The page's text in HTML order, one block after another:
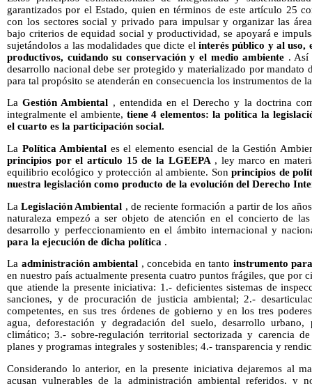
garantizados por el Estado, quien en términos de este artículo 25
con los sectores social y privado para impulsar y organizar las
bajo criterios de equidad social y productividad, se apoyará e
sujetándolos a las modalidades que dicte elinterés público y al uso,
productivos, cuidando su conservación y el medio ambiente . Así
desarrollo nacional debe ser protegido y materializado por mandato
para tal propósito se atenderán en consecuencia los instrumentos de
LaGestión Ambiental , entendida en el Derecho y la doctrina
integralmente el ambiente, tiene 4 elementos: la política la
el cuarto es la participación social.
La Política Ambiental es el elemento esencial de la Gestión
principios por el artículo 15 de la LGEEPA , ley marco en
equilibrio ecológico y protección al ambiente. Sonprincipios de
nuestra legislación como producto de la evolución del Derecho
LaLegislación Ambiental , de reciente formación a partir de los
naturaleza empezó a ser objeto de atención en el concierto de
desarrollo y perfeccionamiento en el ámbito internacional y
para la ejecución de dicha política .
La administración ambiental , concebida en tanto instrumento
en nuestro país actualmente presenta cuatro puntos frágiles, que por
que atiende la presente iniciativa: 1.- deficientes sistemas de
sanciones, y de procuración de justicia ambiental; 2.-
competentes, en sus tres órdenes de gobierno y en los tres
agua, deforestación y degradación del suelo, desarrollo
climático; 3.- sobre-regulación territorial sectorizada y carencia
planes y programas integrales y sostenibles; 4.- transparencia y
Considerando lo anterior, en la presente iniciativa dejaremos al
acusan vulnerables de la administración ambiental referidos, y